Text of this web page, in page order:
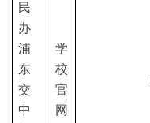
民
办
浦
东
交
中
学
校
官
网